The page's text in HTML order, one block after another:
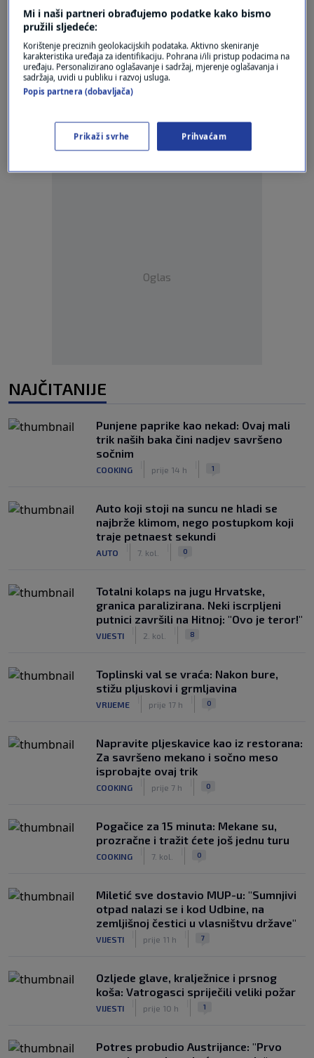
Oglas
NAJČITANIJE
Punjene paprike kao nekad: Ovaj mali
trik naših baka čini nadjev savršeno
sočnim
COOKING prije 14 h 1
Auto koji stoji na suncu ne hladi se
najbrže klimom, nego postupkom koji
traje petnaest sekundi
AUTO 7. kol. 0
Totalni kolaps na jugu Hrvatske,
granica paralizirana. Neki iscrpljeni
putnici završili na Hitnoj: "Ovo je teror!"
VIJESTI 2. kol. 8
Toplinski val se vraća: Nakon bure,
stižu pljuskovi i grmljavina
VRIJEME prije 17 h 0
Napravite pljeskavice kao iz restorana:
Za savršeno mekano i sočno meso
isprobajte ovaj trik
COOKING prije 7 h 0
Pogačice za 15 minuta: Mekane su,
prozračne i tražit ćete još jednu turu
COOKING 7. kol. 0
Miletić sve dostavio MUP-u: "Sumnjivi
otpad nalazi se i kod Udbine, na
zemljišnoj čestici u vlasništvu države"
VIJESTI prije 11 h 7
Ozljede glave, kralježnice i prsnog
koša: Vatrogasci spriječili veliki požar
VIJESTI prije 10 h 1
Potres probudio Austrijance: "Prvo
Mi i naši partneri obrađujemo podatke kako bismo
pružili sljedeće:
Korištenje preciznih geolokacijskih podataka. Aktivno skeniranje
karakteristika uređaja za identifikaciju. Pohrana i/ili pristup podacima na
uređaju. Personalizirano oglašavanje i sadržaj, mjerenje oglašavanja i
sadržaja, uvidi u publiku i razvoj usluga.
Popis partnera (dobavljača)
Prikaži svrhe Prihvaćam